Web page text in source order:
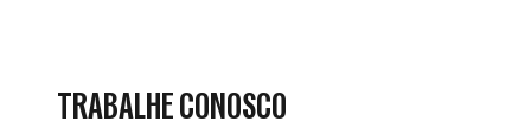
TRABALHE CONOSCO